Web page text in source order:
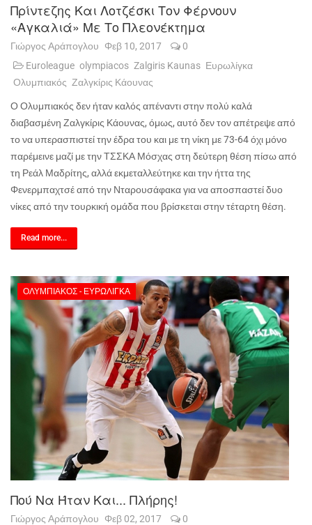
Πρίντεζης Και Λοτζέσκι Τον Φέρνουν
«αγκαλιά» Με Το Πλεονέκτημα
Γιώργος Αράπογλου Φεβ 10, 2017
0
Euroleague olympiacos Zalgiris Kaunas Ευρωλίγκα
Ολυμπιακός Ζαλγκίρις Κάουνας
Ο Ολυμπιακός δεν ήταν καλός απέναντι στην πολύ καλά
διαβασμένη Ζαλγκίρις Κάουνας, όμως, αυτό δεν τον απέτρεψε από
το να υπερασπιστεί την έδρα του και με τη νίκη με 73-64 όχι μόνο
παρέμεινε μαζί με την ΤΣΣΚΑ Μόσχας στη δεύτερη θέση πίσω από
τη Ρεάλ Μαδρίτης, αλλά εκμεταλλεύτηκε και την ήττα της
Φενερμπαχτσέ από την Νταρουσάφακα για να αποσπαστεί δυο
νίκες από την τουρκική ομάδα που βρίσκεται στην τέταρτη θέση.
Read more...
ΟΛΥΜΠΙΑΚΌΣ - ΕΥΡΩΛΊΓΚΑ
Πού Να Ήταν Και... Πλήρης!
Γιώργος Αράπογλου Φεβ 02, 2017
0